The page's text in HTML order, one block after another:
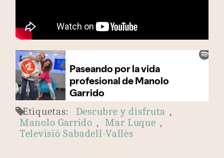
Etiquetas: Descubre y disfruta ,
Manolo Garrido , Mar Luque ,
Televisió Sabadell-Vallès